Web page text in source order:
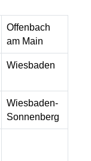
Offenbach
am Main
Wiesbaden
Wiesbaden-
Sonnenberg